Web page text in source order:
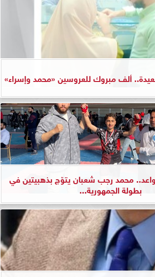
ألف مبروك للعروسين «محمد وإسراء»
محمد رجب شعبان يتوّج بذهبيتين في
بطولة الجمهورية...